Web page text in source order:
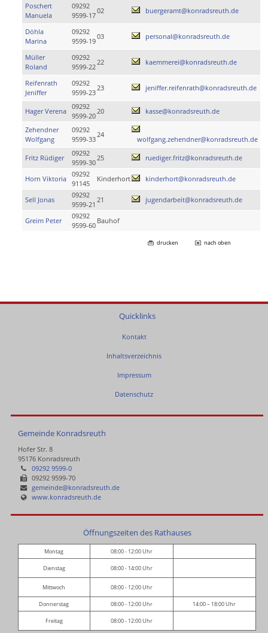
Poschert
Manuela
09292
9599-17
02 buergeramt@konradsreuth.de
Döhla
Marina
09292
9599-19
03 personal@konradsreuth.de
Müller
Roland
09292
9599-22
22 kaemmerei@konradsreuth.de
Reifenrath
Jeniffer
09292
9599-23
23 jeniffer.reifenrath@konradsreuth.de
Hager Verena
09292
9599-20
20 kasse@konradsreuth.de
Zehendner
Wolfgang
09292
9599-33
24
wolfgang.zehendner@konradsreuth.de
Fritz Rüdiger
09292
9599-30
25 ruediger.fritz@konradsreuth.de
Horn Viktoria
09292
91145
Kinderhort kinderhort@konradsreuth.de
Sell Jonas
09292
9599-21
21 jugendarbeit@konradsreuth.de
Greim Peter
09292
9599-60
Bauhof
drucken nach oben
Quicklinks
Kontakt
Inhaltsverzeichnis
Impressum
Datenschutz
Gemeinde Konradsreuth
Hofer Str. 8
95176 Konradsreuth
09292 9599-0
09292 9599-70
gemeinde@konradsreuth.de
www.konradsreuth.de
Öffnungszeiten des Rathauses
Montag 08:00 - 12:00 Uhr
Dienstag 08:00 - 14:00 Uhr
Mittwoch 08:00 - 12:00 Uhr
Donnerstag 08:00 - 12:00 Uhr 14:00 – 18:00 Uhr
Freitag 08:00 - 12:00 Uhr